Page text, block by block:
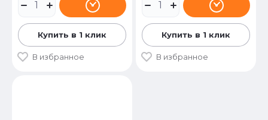
Купить в 1 клик
В избранное
Купить в 1 клик
В избранное